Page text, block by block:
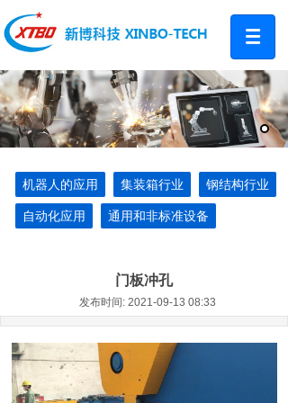
机器人的应用 集装箱行业 钢结构行业
自动化应用 通用和非标准设备
门板冲孔
发布时间: 2021-09-13 08:33